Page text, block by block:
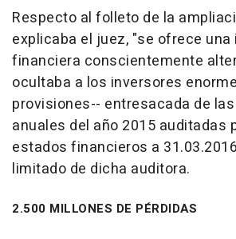
Respecto al folleto de la
explicaba el juez, "se ofrece
financiera conscientemente
ocultaba a los inversores
provisiones-- entresacada de
anuales del año 2015 auditadas
estados financieros a
limitado de dicha auditora.
2.500 MILLONES DE PÉRDIDAS